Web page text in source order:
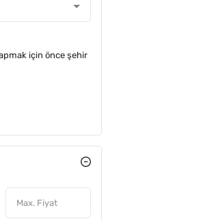
0
lokanta
için önce şehir